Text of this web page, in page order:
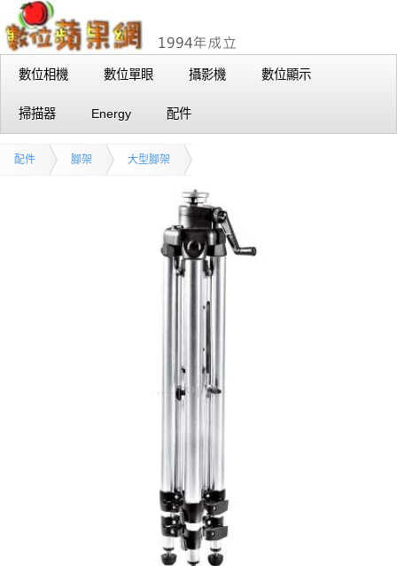
數位相機 數位單眼 攝影機 數位顯示
掃描器 Energy 配件
配件 腳架 大型腳架